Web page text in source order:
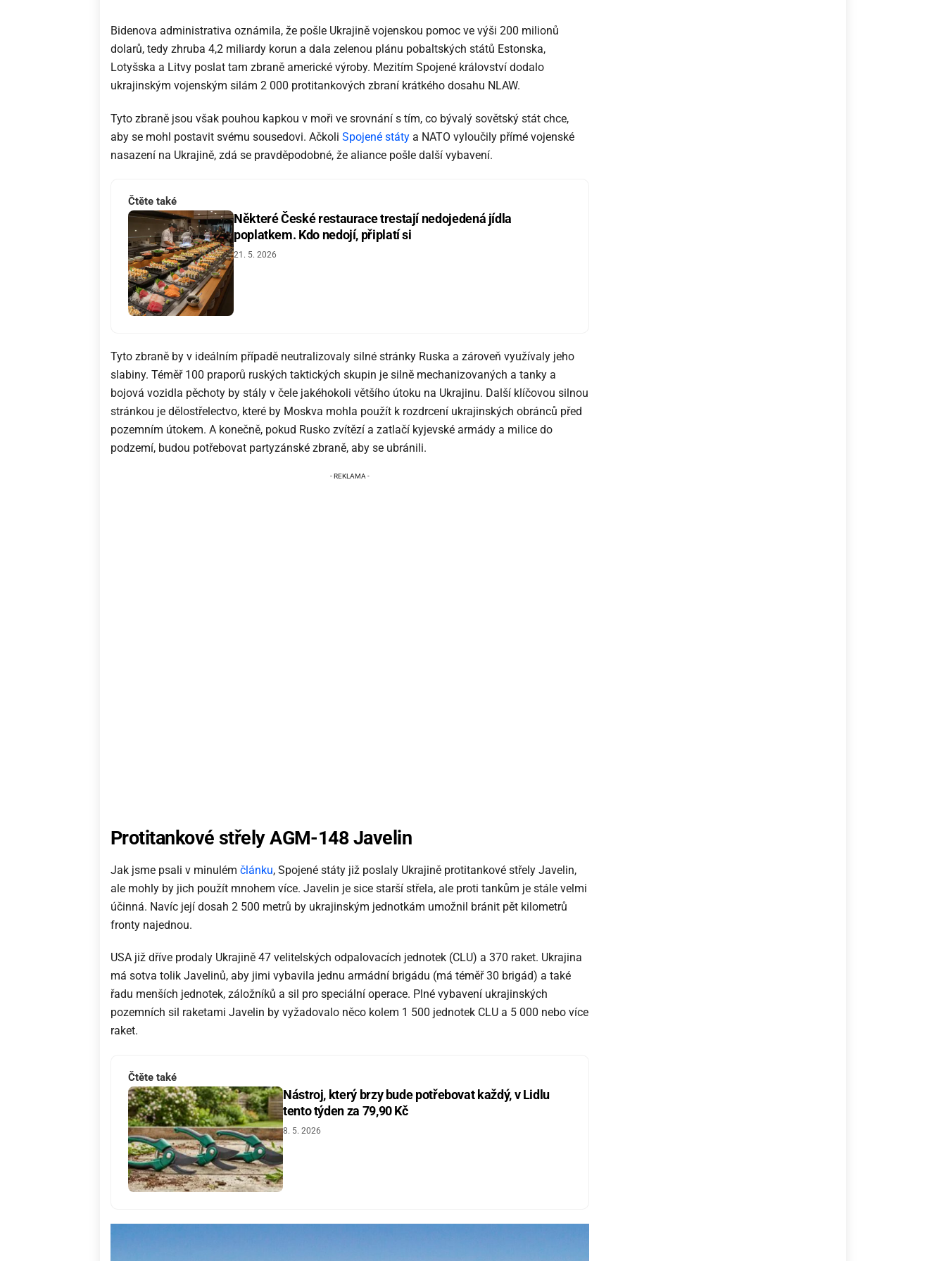
Bidenova administrativa oznámila, že pošle Ukrajině vojenskou pomoc ve výši 200 milionů
dolarů, tedy zhruba 4,2 miliardy korun a dala zelenou plánu pobaltských států Estonska,
Lotyšska a Litvy poslat tam zbraně americké výroby. Mezitím Spojené království dodalo
ukrajinským vojenským silám 2 000 protitankových zbraní krátkého dosahu NLAW.
Tyto zbraně jsou však pouhou kapkou v moři ve srovnání s tím, co bývalý sovětský stát chce,
aby se mohl postavit svému sousedovi. Ačkoli Spojené státy a NATO vyloučily přímé vojenské
nasazení na Ukrajině, zdá se pravděpodobné, že aliance pošle další vybavení.
Čtěte také
Některé České restaurace trestají nedojedená jídla
poplatkem. Kdo nedojí, připlatí si
21. 5. 2026
Tyto zbraně by v ideálním případě neutralizovaly silné stránky Ruska a zároveň využívaly jeho
slabiny. Téměř 100 praporů ruských taktických skupin je silně mechanizovaných a tanky a
bojová vozidla pěchoty by stály v čele jakéhokoli většího útoku na Ukrajinu. Další klíčovou silnou
stránkou je dělostřelectvo, které by Moskva mohla použít k rozdrcení ukrajinských obránců před
pozemním útokem. A konečně, pokud Rusko zvítězí a zatlačí kyjevské armády a milice do
podzemí, budou potřebovat partyzánské zbraně, aby se ubránili.
Protitankové střely AGM-148 Javelin
Jak jsme psali v minulém článku, Spojené státy již poslaly Ukrajině protitankové střely Javelin,
ale mohly by jich použít mnohem více. Javelin je sice starší střela, ale proti tankům je stále velmi
účinná. Navíc její dosah 2 500 metrů by ukrajinským jednotkám umožnil bránit pět kilometrů
fronty najednou.
USA již dříve prodaly Ukrajině 47 velitelských odpalovacích jednotek (CLU) a 370 raket. Ukrajina
má sotva tolik Javelinů, aby jimi vybavila jednu armádní brigádu (má téměř 30 brigád) a také
řadu menších jednotek, záložníků a sil pro speciální operace. Plné vybavení ukrajinských
pozemních sil raketami Javelin by vyžadovalo něco kolem 1 500 jednotek CLU a 5 000 nebo více
raket.
Čtěte také
Nástroj, který brzy bude potřebovat každý, v Lidlu
tento týden za 79,90 Kč
8. 5. 2026